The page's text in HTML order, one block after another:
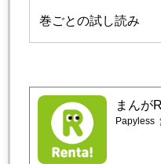
巻ごとの試し読み
まんが
Papyless